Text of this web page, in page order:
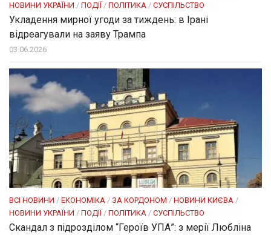
НОВИНИ УКРАЇНИ / ПОДІЇ / ПОЛІТИКА / СУСПІЛЬСТВО
Укладення мирної угоди за тиждень: в Ірані
відреагували на заяву Трампа
03.06.2026
ВСІ НОВИНИ / ЕКОНОМІКА / ЗА КОРДОНОМ / НОВИНИ КИЄВА /
НОВИНИ УКРАЇНИ / ПОДІЇ / ПОЛІТИКА / СУСПІЛЬСТВО
Скандал з підрозділом “Героїв УПА”: з мерії Любліна